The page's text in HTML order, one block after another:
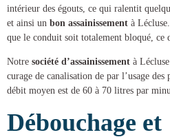
intérieur des égouts, ce qui ralentit
et ainsi un bon assainissement à Lécluse
que le conduit soit totalement bloqué, ce
Notre société d’assainissement à Lécluse
curage de canalisation de par l’usage
débit moyen est de 60 à 70 litres par
Débouchage et